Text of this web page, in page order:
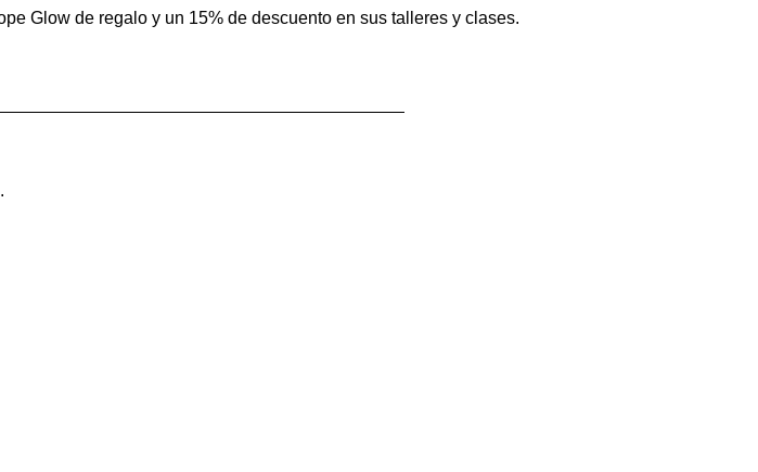
Glow de regalo y un 15% de descuento en sus talleres y clases.